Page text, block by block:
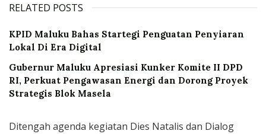
RELATED POSTS
KPID Maluku Bahas Startegi Penguatan Penyiaran
Lokal Di Era Digital
Gubernur Maluku Apresiasi Kunker Komite II DPD
RI, Perkuat Pengawasan Energi dan Dorong Proyek
Strategis Blok Masela
Ditengah agenda kegiatan Dies Natalis dan Dialog